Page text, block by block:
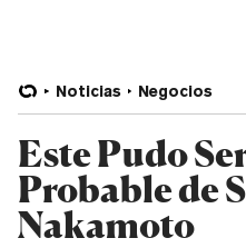
Noticias Negocios
Este Pudo
Probable de
Nakamoto